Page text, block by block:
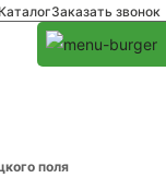
КаталогЗаказать звонок
поля